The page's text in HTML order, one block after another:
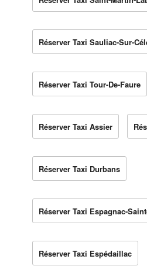
Réserver Taxi Sauliac-Sur-
Réserver Taxi Tour-De-Faure
Réserver Taxi Assier
Réserver Taxi Durbans
Réserver Taxi Espagnac-
Réserver Taxi Espédaillac